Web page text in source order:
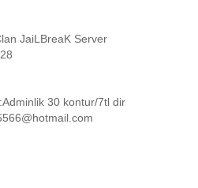
JaiLBreaK Server
30 kontur/7tl dir